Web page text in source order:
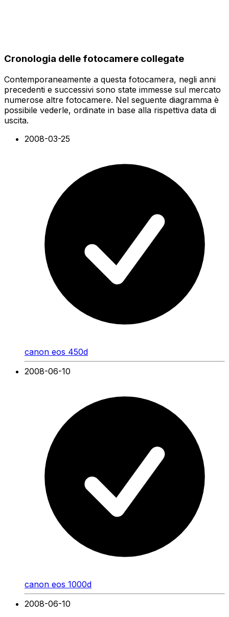
Cronologia delle fotocamere collegate
Contemporaneamente a questa fotocamera, negli anni
precedenti e successivi sono state immesse sul mercato
numerose altre fotocamere. Nel seguente diagramma è
possibile vederle, ordinate in base alla rispettiva data di
uscita.
2008-03-25
canon eos 450d
2008-06-10
canon eos 1000d
2008-06-10